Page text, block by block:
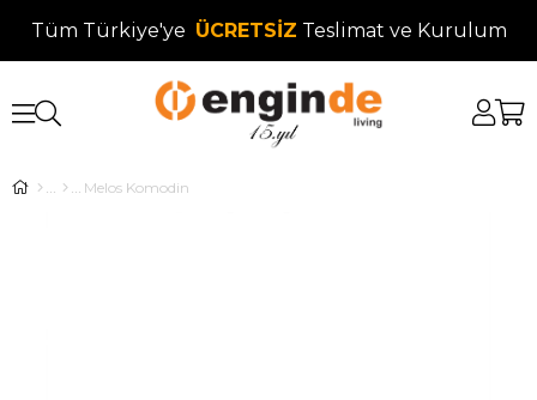
Tüm Türkiye'ye ÜCRETSİZ Teslimat ve Kurulum
Melos Komodin